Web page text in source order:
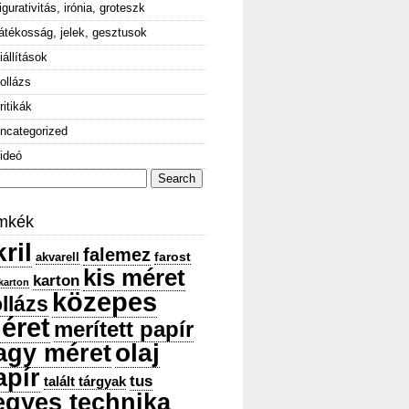
irónia, groteszk
jelek, gesztusok
akvarell falemez farost
karton kis méret
közepes
merített papír
méretolaj
talált tárgyak tus
technika